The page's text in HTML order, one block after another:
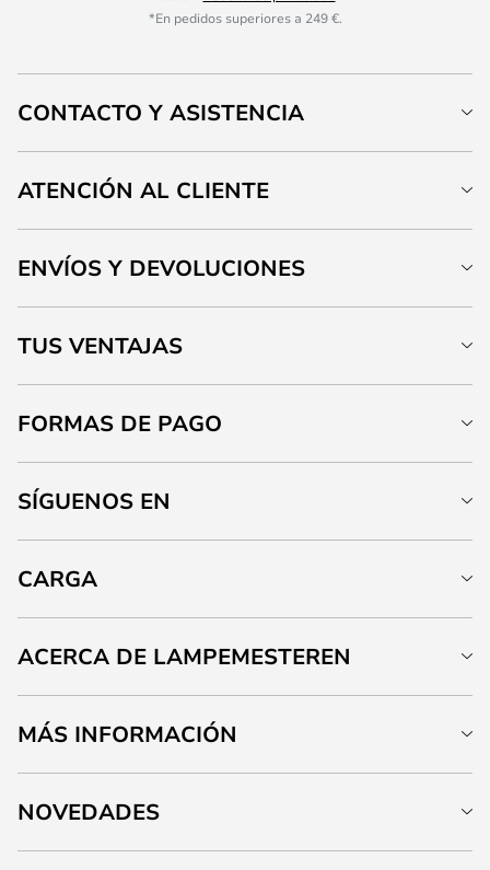
*En pedidos superiores a 249 €.
CONTACTO Y ASISTENCIA
ATENCIÓN AL CLIENTE
ENVÍOS Y DEVOLUCIONES
TUS VENTAJAS
FORMAS DE PAGO
SÍGUENOS EN
CARGA
ACERCA DE LAMPEMESTEREN
MÁS INFORMACIÓN
NOVEDADES